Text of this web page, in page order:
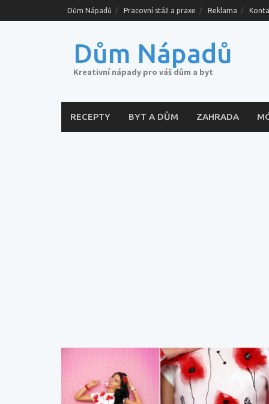
to
Dům Nápadů Pracovní stáž a praxe Reklama
Dům Nápadů
Kreativní nápady pro váš dům a byt
RECEPTY BYT A DŮM ZAHRADA